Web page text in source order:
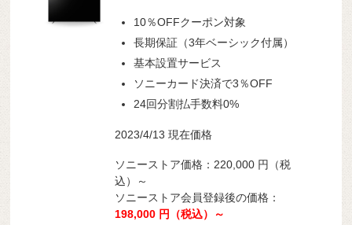
10％OFFクーポン対象
長期保証（3年ベーシック付属）
基本設置サービス
ソニーカード決済で3％OFF
24回分割払手数料0%
2023/4/13 現在価格
ソニーストア価格：220,000 円（税
込）～
ソニーストア会員登録後の価格：
198,000 円（税込）～